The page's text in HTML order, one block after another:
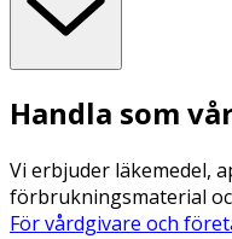
Handla som
Vi erbjuder läkemedel,
förbrukningsmaterial
För vårdgivare och